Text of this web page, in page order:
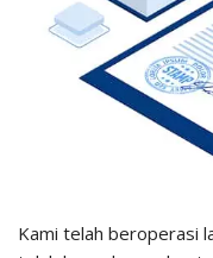
Kami telah beroperasi